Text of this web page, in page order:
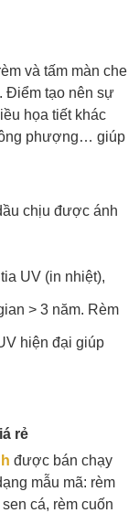
và tấm màn che
Điểm tạo nên sự
họa tiết khác
phượng… giúp
chịu được ánh
UV (in nhiệt),
> 3 năm. Rèm
hiện đại giúp
rẻ
được bán chạy
mẫu mã: rèm
cá, rèm cuốn